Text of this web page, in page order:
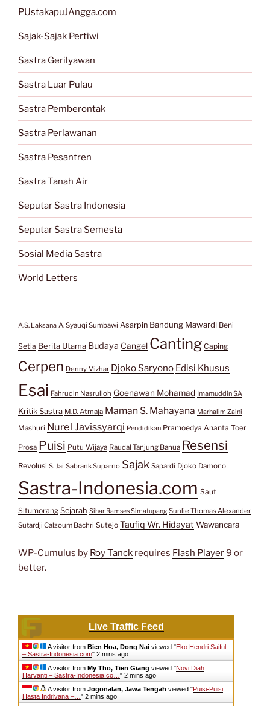
PUstakapuJAngga.com
Sajak-Sajak Pertiwi
Sastra Gerilyawan
Sastra Luar Pulau
Sastra Pemberontak
Sastra Perlawanan
Sastra Pesantren
Sastra Tanah Air
Seputar Sastra Indonesia
Seputar Sastra Semesta
Sosial Media Sastra
World Letters
A.S. Laksana A. Syauqi Sumbawi Asarpin Bandung Mawardi Beni
Setia Berita Utama Budaya Cangel Canting Caping
Cerpen Denny Mizhar Djoko Saryono Edisi Khusus
Esai Fahrudin Nasrulloh Goenawan Mohamad Imamuddin SA
Kritik Sastra M.D. Atmaja Maman S. Mahayana Marhalim Zaini
Mashuri Nurel Javissyarqi Pendidikan Pramoedya Ananta Toer
Prosa Puisi Putu Wijaya Raudal Tanjung Banua Resensi
Revolusi S. Jai Sabrank Suparno Sajak Sapardi Djoko Damono
Sastra-Indonesia.com Saut
Situmorang Sejarah Sihar Ramses Simatupang Sunlie Thomas Alexander
Sutardji Calzoum Bachri Sutejo Taufiq Wr. Hidayat Wawancara
WP-Cumulus by Roy Tanck requires Flash Player9 or
better.
Live Traffic Feed
A visitor from Bien Hoa, Dong Nai viewed "Eko Hendri Saiful
– Sastra-Indonesia.com" 2 mins ago
A visitor from My Tho, Tien Giang viewed "Novi Diah
Haryanti – Sastra-Indonesia.co… " 2 mins ago
A visitor from Jogonalan, Jawa Tengah viewed "Puisi-Puisi
Hasta Indriyana –… " 2 mins ago